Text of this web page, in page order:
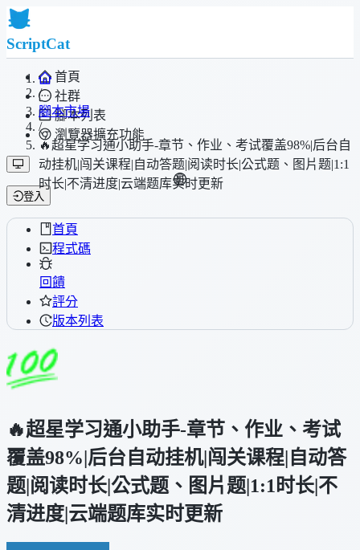
ScriptCat
首頁
社群
腳本列表
瀏覽器擴充功能
登入
/
腳本市場
/
🔥超星学习通小助手-章节、作业、考试覆盖98%|后台自
动挂机|闯关课程|自动答题|阅读时长|公式题、图片题|1:1
时长|不清进度|云端题库实时更新
首頁
程式碼
回饋
評分
版本列表
🔥超星学习通小助手-章节、作业、考试
覆盖98%|后台自动挂机|闯关课程|自动答
题|阅读时长|公式题、图片题|1:1时长|不
清进度|云端题库实时更新